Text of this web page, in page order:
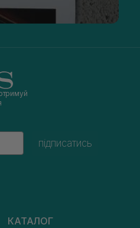
підписатись
КАТАЛОГ